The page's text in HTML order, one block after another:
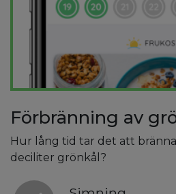
Förbränning av
Hur lång tid tar det att bränna
deciliter grönkål?